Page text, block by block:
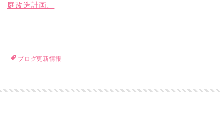
庭改造計画。
ブログ更新情報